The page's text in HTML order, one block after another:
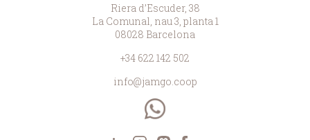
Riera d’Escuder, 38
La Comunal, nau 3, planta 1
08028 Barcelona
+34 622 142 502
info@jamgo.coop